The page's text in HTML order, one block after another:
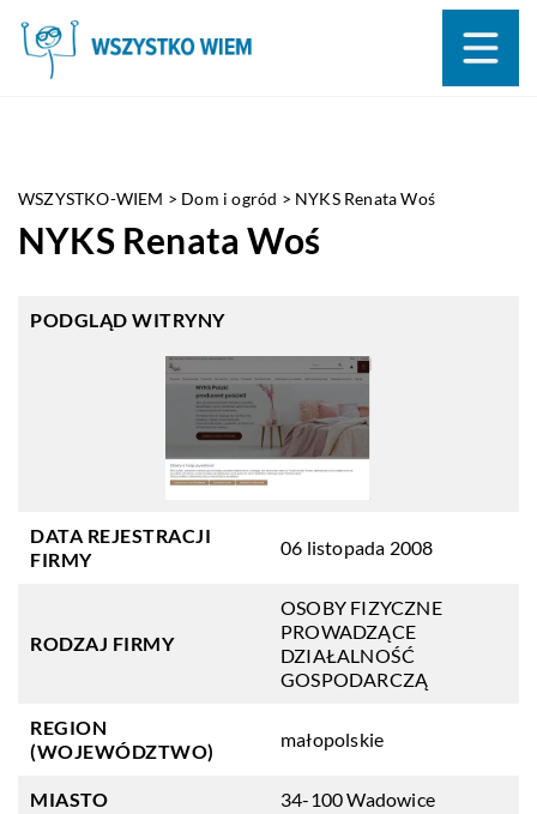
WSZYSTKO-WIEM > Dom i ogród > NYKS Renata Woś
NYKS Renata Woś
PODGLĄD WITRYNY
DATA REJESTRACJI
FIRMY
06 listopada 2008
RODZAJ FIRMY
OSOBY FIZYCZNE
PROWADZĄCE
DZIAŁALNOŚĆ
GOSPODARCZĄ
REGION
(WOJEWÓDZTWO)
małopolskie
MIASTO 34-100 Wadowice